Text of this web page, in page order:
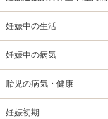
妊娠中の生活
妊娠中の病気
胎児の病気・健康
妊娠初期